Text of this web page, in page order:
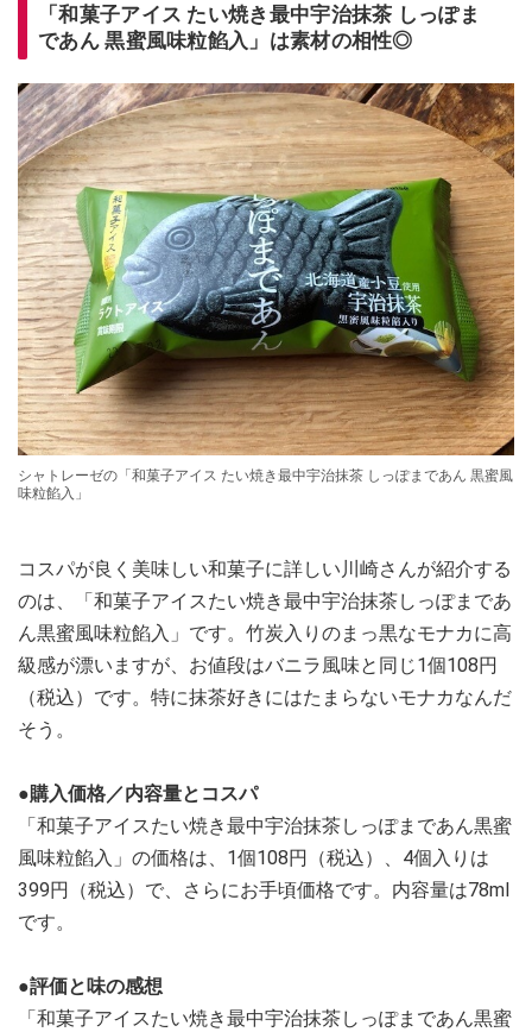
「和菓子アイス たい焼き最中宇治抹茶 しっぽま
であん 黒蜜風味粒餡入」は素材の相性◎
シャトレーゼの「和菓子アイス たい焼き最中宇治抹茶 しっぽまであん 黒蜜風
味粒餡入」
コスパが良く美味しい和菓子に詳しい川崎さんが紹介する
のは、「和菓子アイスたい焼き最中宇治抹茶しっぽまであ
ん黒蜜風味粒餡入」です。竹炭入りのまっ黒なモナカに高
級感が漂いますが、お値段はバニラ風味と同じ1個108円
（税込）です。特に抹茶好きにはたまらないモナカなんだ
そう。
●購入価格／内容量とコスパ
「和菓子アイスたい焼き最中宇治抹茶しっぽまであん黒蜜
風味粒餡入」の価格は、1個108円（税込）、4個入りは
399円（税込）で、さらにお手頃価格です。内容量は78ml
です。
●評価と味の感想
「和菓子アイスたい焼き最中宇治抹茶しっぽまであん黒蜜